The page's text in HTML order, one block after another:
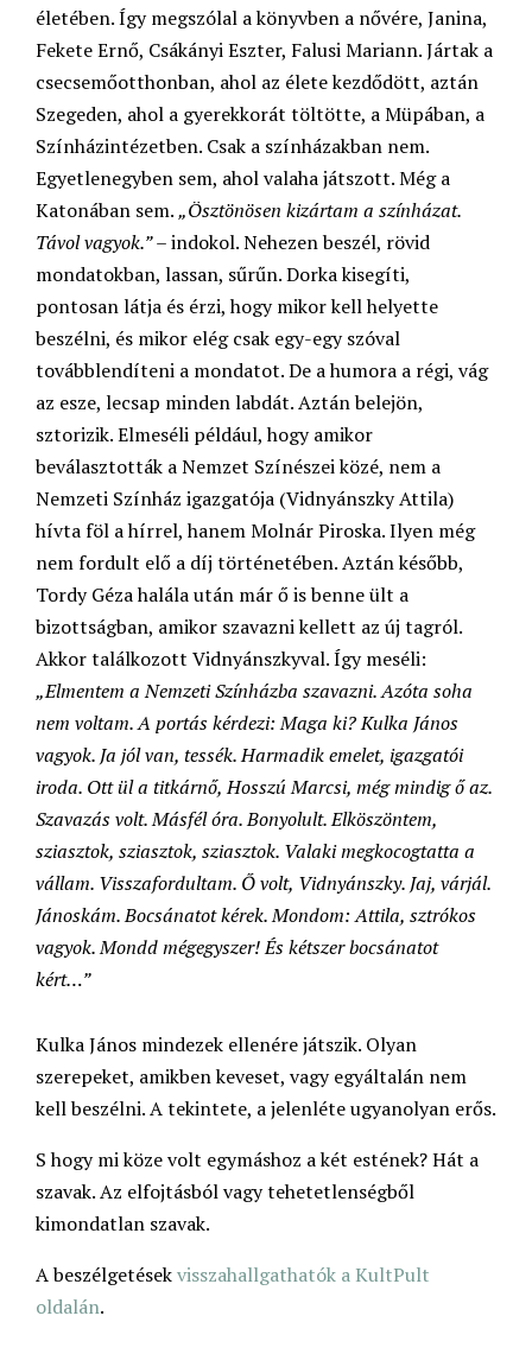
életében. Így megszólal a könyvben a nővére, Janina,
Fekete Ernő, Csákányi Eszter, Falusi Mariann. Jártak a
csecsemőotthonban, ahol az élete kezdődött, aztán
Szegeden, ahol a gyerekkorát töltötte, a Müpában, a
Színházintézetben. Csak a színházakban nem.
Egyetlenegyben sem, ahol valaha játszott. Még a
Katonában sem.„Ösztönösen kizártam a színházat.
Távol vagyok.”– indokol. Nehezen beszél, rövid
mondatokban, lassan, sűrűn. Dorka kisegíti,
pontosan látja és érzi, hogy mikor kell helyette
beszélni, és mikor elég csak egy-egy szóval
továbblendíteni a mondatot. De a humora a régi, vág
az esze, lecsap minden labdát. Aztán belejön,
sztorizik. Elmeséli például, hogy amikor
beválasztották a Nemzet Színészei közé, nem a
Nemzeti Színház igazgatója (Vidnyánszky Attila)
hívta föl a hírrel, hanem Molnár Piroska. Ilyen még
nem fordult elő a díj történetében. Aztán később,
Tordy Géza halála után már ő is benne ült a
bizottságban, amikor szavazni kellett az új tagról.
Akkor találkozott Vidnyánszkyval. Így meséli:
„Elmentem a Nemzeti Színházba szavazni. Azóta soha
nem voltam. A portás kérdezi: Maga ki? Kulka János
vagyok. Ja jól van, tessék. Harmadik emelet, igazgatói
iroda. Ott ül a titkárnő, Hosszú Marcsi, még mindig ő az.
Szavazás volt. Másfél óra. Bonyolult. Elköszöntem,
sziasztok, sziasztok, sziasztok. Valaki megkocogtatta a
vállam. Visszafordultam. Ő volt, Vidnyánszky. Jaj, várjál.
Jánoskám. Bocsánatot kérek. Mondom: Attila, sztrókos
vagyok. Mondd mégegyszer! És kétszer bocsánatot
kért…”
Kulka János mindezek ellenére játszik. Olyan
szerepeket, amikben keveset, vagy egyáltalán nem
kell beszélni. A tekintete, a jelenléte ugyanolyan erős.
S hogy mi köze volt egymáshoz a két estének? Hát a
szavak. Az elfojtásból vagy tehetetlenségből
kimondatlan szavak.
A beszélgetésekvisszahallgathatók a KultPult
oldalán.